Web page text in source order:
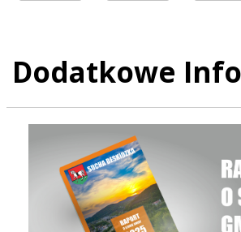
Dodatkowe